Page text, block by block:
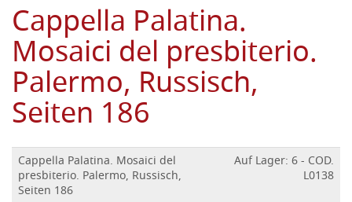
Cappella Palatina.
Mosaici del presbiterio.
Palermo, Russisch,
Seiten 186
Cappella Palatina. Mosaici del
presbiterio. Palermo, Russisch,
Seiten 186
Auf Lager: 6 - COD.
L0138